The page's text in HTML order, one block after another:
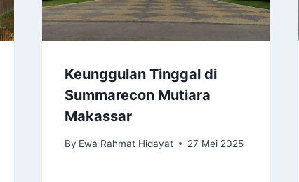
Keunggulan Tinggal di
Summarecon Mutiara
Makassar
By Ewa Rahmat Hidayat 27 Mei 2025